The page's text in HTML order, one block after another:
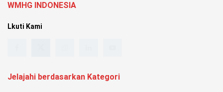
WMHG INDONESIA
Lkuti Kami
Jelajahi berdasarkan Kategori